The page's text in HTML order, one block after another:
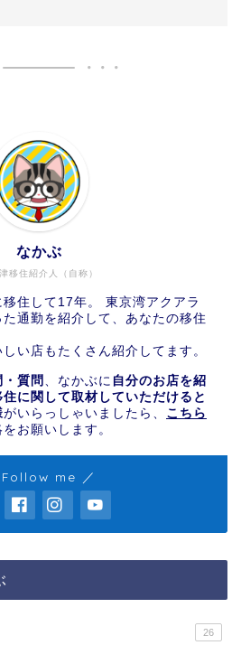
移住紹介人（自称）
なかぶ
住して17年。 東京湾アクアラ
通勤を紹介して、あなたの移住
い店もたくさん紹介してます。
質問 、なかぶに 自分のお店を紹
住に関して取材していただけると
がいらっしゃいましたら、 こちら
お願いします。
Follow me ／
26